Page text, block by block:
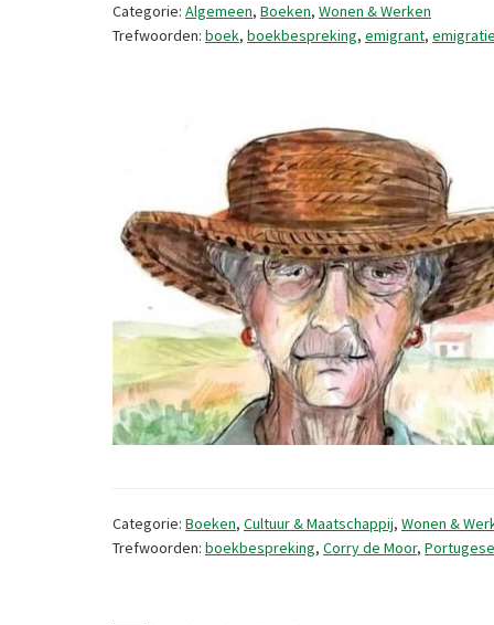
Categorie: Algemeen, Boeken, Wonen & Werken
Trefwoorden: boek, boekbespreking, emigrant, emigratie
Categorie: Boeken, Cultuur & Maatschappij, Wonen &
Trefwoorden: boekbespreking, Corry de Moor,